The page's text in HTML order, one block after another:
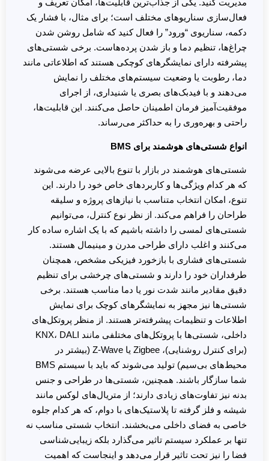
مدیریت کنید. یکی از جذاب‌ترین قابلیت‌ها، امکان تعریف و
فعال‌سازی سناریوهای مختلف است؛ برای مثال، با فشار یک
دکمه، سناریوی “ورود” را فعال کنید که شامل روشن شدن
چراغ‌ها، تنظیم دما و باز شدن پرده‌هاست. برخی شستی‌های
پیشرفته دارای نمایشگرهای کوچکی هستند که اطلاعاتی مانند
دما، رطوبت یا وضعیت سیستم‌های مختلف را نمایش
می‌دهند و با فیدبک‌های بصری یا شنیداری، از اجرای
موفقیت‌آمیز فرمان اطمینان حاصل می‌کنند. این قابلیت‌ها،
راحتی و بهره‌وری را به حداکثر می‌رساند.
انواع شستی‌های هوشمند برای BMS
شستی‌های هوشمند در بازار با تنوع بالایی عرضه می‌شوند
که هر کدام ویژگی‌ها و کاربردهای خاص خود را دارند. این
تنوع، امکان انتخاب متناسب با نیازهای پروژه و سلیقه
طراحان را فراهم می‌کند. از نظر نوع کنترل، می‌توانیم
شستی‌های لمسی را داشته باشیم که با یک اشاره ساده کار
می‌کنند و اغلب دارای طراحی مدرن و مینیمال هستند.
شستی‌های فشاری با بازخورد فیزیکی مشخص، همچنان
طرفداران خود را دارند و شستی‌های چرخشی برای تنظیم
دقیق مقادیر مانند شدت نور یا دما مناسب هستند. برخی
شستی‌ها نیز مجهز به نمایشگرهای کوچک برای نمایش
اطلاعات و تنظیمات پیشرفته‌تر هستند. از منظر پروتکل‌های
داخلی، شستی‌ها با پروتکل‌های مختلفی مانند KNX، DALI
(برای کنترل روشنایی)، Zigbee یا Z-Wave (بیشتر در
محیط‌های بی‌سیم) تولید می‌شوند که باید با سیستم BMS
شما سازگار باشند. همچنین، شستی‌ها در طراحی و جنس
بدنه نیز تفاوت‌های زیادی دارند؛ از متریال‌های لوکس مانند
شیشه و فلز گرفته تا پلاستیک‌های با دوام، که هر کدام جلوه
خاصی به فضای داخلی می‌بخشند. انتخاب شستی مناسب نه
تنها بر عملکرد سیستم تاثیر می‌گذارد بلکه زیبایی‌شناسی
فضا را نیز تحت تاثیر قرار می‌دهد و اینجاست که اهمیت